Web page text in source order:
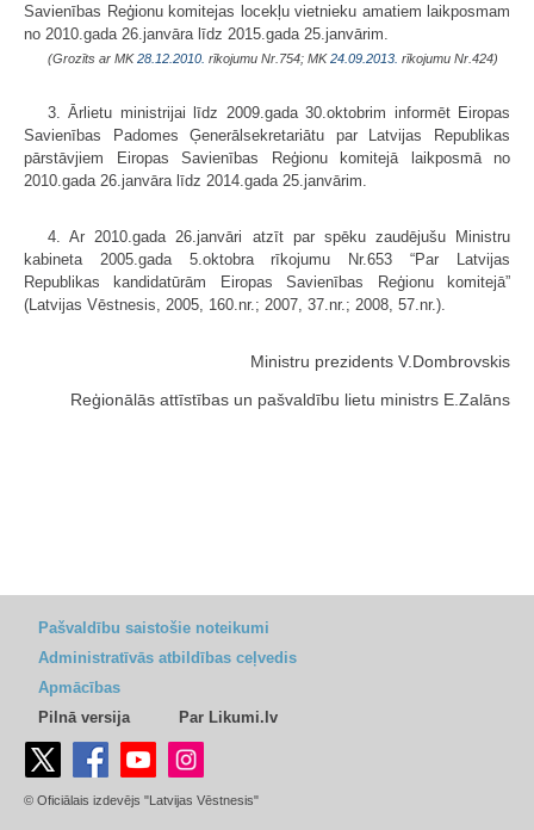
Savienības Reģionu komitejas locekļu vietnieku amatiem laikposmam
no 2010.gada 26.janvāra līdz 2015.gada 25.janvārim.
(Grozīts ar MK28.12.2010. rīkojumu Nr.754; MK24.09.2013. rīkojumu Nr.424)
3. Ārlietu ministrijai līdz 2009.gada 30.oktobrim informēt Eiropas
Savienības Padomes Ģenerālsekretariātu par Latvijas Republikas
pārstāvjiem Eiropas Savienības Reģionu komitejā laikposmā no
2010.gada 26.janvāra līdz 2014.gada 25.janvārim.
4. Ar 2010.gada 26.janvāri atzīt par spēku zaudējušu Ministru
kabineta 2005.gada 5.oktobra rīkojumu Nr.653 “Par Latvijas
Republikas kandidatūrām Eiropas Savienības Reģionu komitejā”
(Latvijas Vēstnesis, 2005, 160.nr.; 2007, 37.nr.; 2008, 57.nr.).
Ministru prezidents V.Dombrovskis
Reģionālās attīstības un pašvaldību lietu ministrs E.Zalāns
Pašvaldību saistošie noteikumi
Administratīvās atbildības ceļvedis
Apmācības
Pilnā versija
Par Likumi.lv
© Oficiālais izdevējs "Latvijas Vēstnesis"